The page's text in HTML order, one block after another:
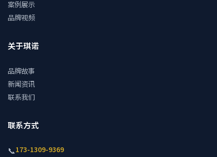
案例展示
品牌视频
关于琪诺
品牌故事
新闻资讯
联系我们
联系方式
📞173-1309-9369